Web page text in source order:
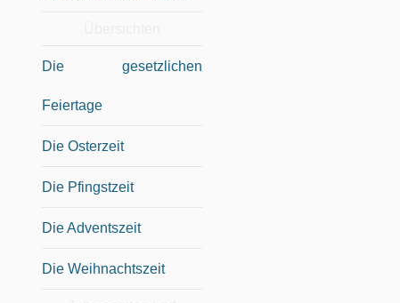
Die gesetzlichen
Feiertage
Die Osterzeit
Die Pfingstzeit
Die Adventszeit
Die Weihnachtszeit